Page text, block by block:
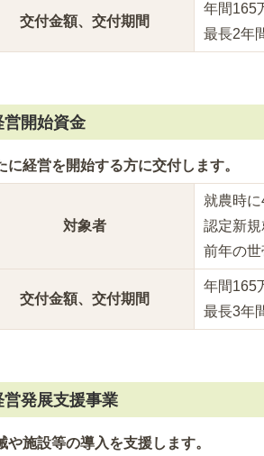
交付金額、交付期間
年間165
最長2年
営開始資金
に経営を開始する方に交付します。
対象者
就農時
認定新
前年の
交付金額、交付期間
年間165
最長3年
営発展支援事業
や施設等の導入を支援します。